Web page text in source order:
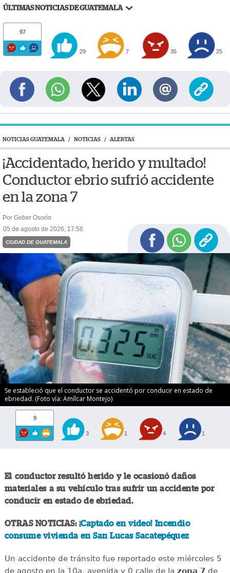
ÚLTIMAS NOTICIAS DE GUATEMALA
97
29 7 36 25
NOTICIAS GUATEMALA / NOTICIAS / ALERTAS
¡Accidentado, herido y multado!
Conductor ebrio sufrió accidente
en la zona 7
Por Geber Osorio
05 de agosto de 2026, 17:56
CIUDAD DE GUATEMALA
Se estableció que el conductor se accidentó por conducir en estado de
ebriedad. (Foto vía: Amílcar Montejo)
9
3 1 4 1
El conductor resultó herido y le ocasionó daños
materiales a su vehículo tras sufrir un accidente por
conducir en estado de ebriedad.
OTRAS NOTICIAS: ¡Captado en video! Incendio
consume vivienda en San Lucas Sacatepéquez
Un accidente de tránsito fue reportado este miércoles 5
de agosto en la 10a. avenida y 0 calle de la zona 7de